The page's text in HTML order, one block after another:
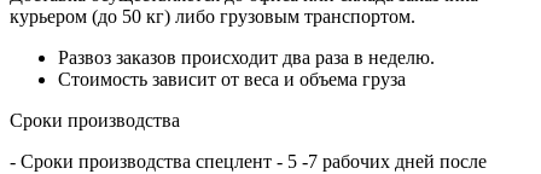
курьером (до 50 кг) либо грузовым транспортом.
Развоз заказов происходит два раза в неделю.
Стоимость зависит от веса и объема груза
Сроки производства
- Сроки производства спецлент - 5 -7 рабочих дней после